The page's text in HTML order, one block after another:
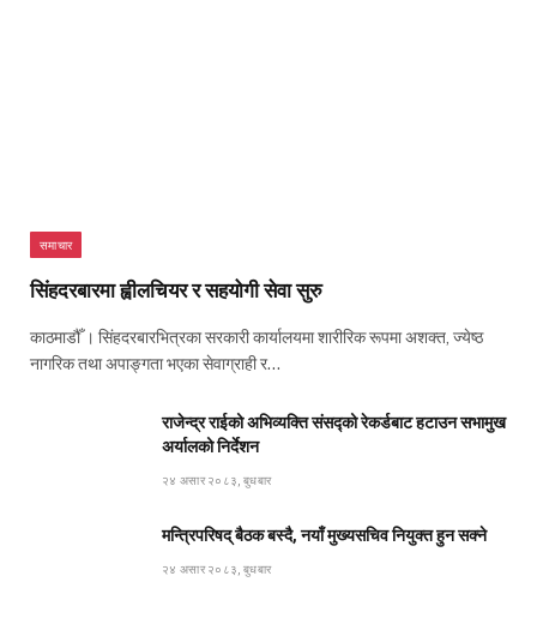
समाचार
सिंहदरबारमा ह्वीलचियर र सहयोगी सेवा सुरु
काठमाडौँ । सिंहदरबारभित्रका सरकारी कार्यालयमा शारीरिक रूपमा अशक्त, ज्येष्ठ
नागरिक तथा अपाङ्गता भएका सेवाग्राही र…
राजेन्द्र राईको अभिव्यक्ति संसद्को रेकर्डबाट हटाउन सभामुख
अर्यालको निर्देशन
२४ असार २०८३, बुधबार
मन्त्रिपरिषद् बैठक बस्दै, नयाँ मुख्यसचिव नियुक्त हुन सक्ने
२४ असार २०८३, बुधबार